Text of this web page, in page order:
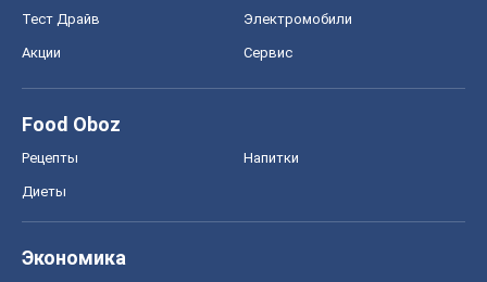
Тест Драйв Электромобили
Акции Сервис
Food Oboz
Рецепты Напитки
Диеты
Экономика